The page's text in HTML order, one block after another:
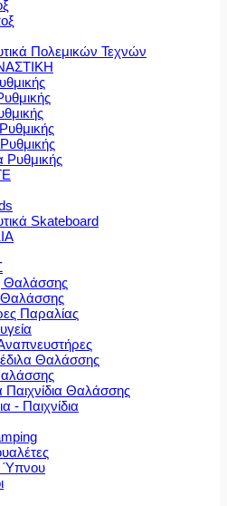
Πολεμικών Τεχνών
Ρυθμικής
Skateboard
Θαλάσσης
Παραλίας
Θαλάσσης
Θαλάσσης
- Παιχνίδια
Ύπνου